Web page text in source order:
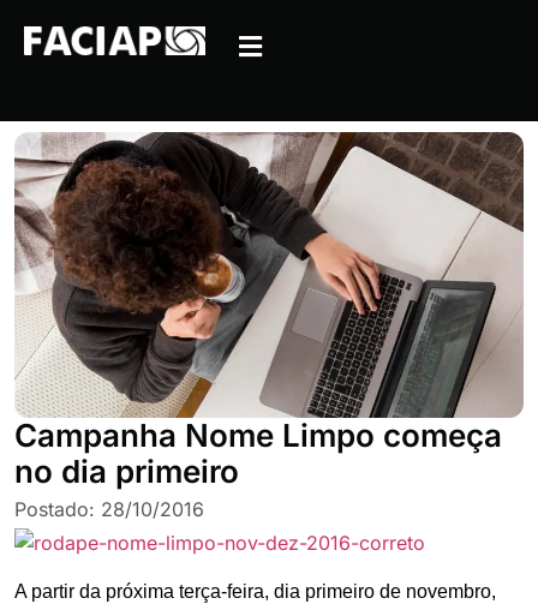
Campanha Nome Limpo começa
no dia primeiro
Postado: 28/10/2016
A partir da próxima terça-feira, dia primeiro de novembro,